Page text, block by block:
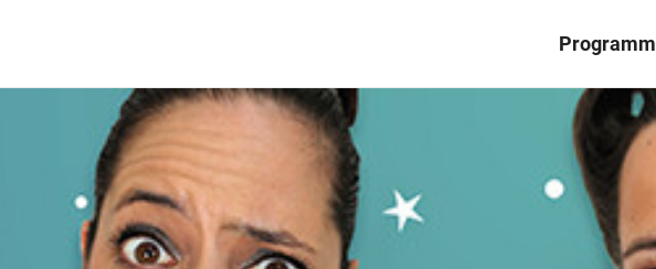
Programm